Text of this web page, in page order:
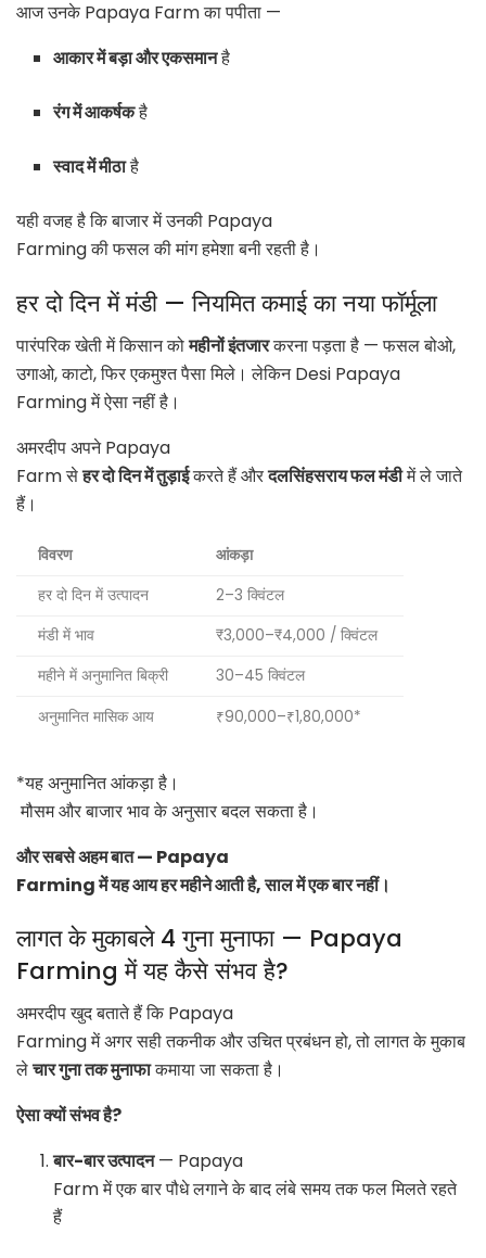
आज उनके Papaya Farm का पपीता —
आकार में बड़ा और एकसमानहै
रंग में आकर्षकहै
स्वाद में मीठाहै
यही वजह है कि बाजार में उनकी Papaya
Farming की फसल की मांग हमेशा बनी रहती है।
हर दो दिन में मंडी — नियमित कमाई का नया फॉर्मूला
पारंपरिक खेती में किसान कोमहीनों इंतजारकरना पड़ता है — फसल बोओ,
उगाओ, काटो, फिर एकमुश्त पैसा मिले। लेकिन Desi Papaya
Farmingमें ऐसा नहीं है।
अमरदीप अपनेPapaya
Farmसेहर दो दिन में तुड़ाईकरते हैं औरदलसिंहसराय फल मंडीमें ले जाते
हैं।
विवरण
आंकड़ा
हर दो दिन में उत्पादन
2–3 क्विंटल
मंडी में भाव
₹3,000–₹4,000 / क्विंटल
महीने में अनुमानित बिक्री
30–45 क्विंटल
अनुमानित मासिक आय
₹90,000–₹1,80,000*
*यह अनुमानित आंकड़ा है।
मौसम और बाजार भाव के अनुसार बदल सकता है।
और सबसे अहम बात — Papaya
Farming में यह आय हर महीने आती है, साल में एक बार नहीं।
लागत के मुकाबले 4 गुना मुनाफा — Papaya
Farming में यह कैसे संभव है?
अमरदीप खुद बताते हैं किPapaya
Farmingमें अगर सही तकनीक और उचित प्रबंधन हो, तो लागत के मुकाब
लेचार गुना तक मुनाफाकमाया जा सकता है।
ऐसा क्यों संभव है?
बार-बार उत्पादन— Papaya
Farm में एक बार पौधे लगाने के बाद लंबे समय तक फल मिलते रहते
हैं